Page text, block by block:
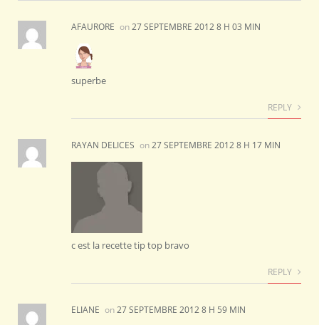
AFAURORE on27 SEPTEMBRE 2012 8 H 03 MIN
superbe
REPLY
RAYAN DELICES on27 SEPTEMBRE 2012 8 H 17 MIN
c est la recette tip top bravo
REPLY
ELIANE on27 SEPTEMBRE 2012 8 H 59 MIN